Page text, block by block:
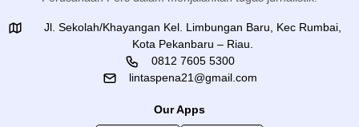
Jl. Sekolah/Khayangan Kel. Limbungan Baru, Kec Rumbai,
Kota Pekanbaru – Riau.
0812 7605 5300
lintaspena21@gmail.com
Our Apps